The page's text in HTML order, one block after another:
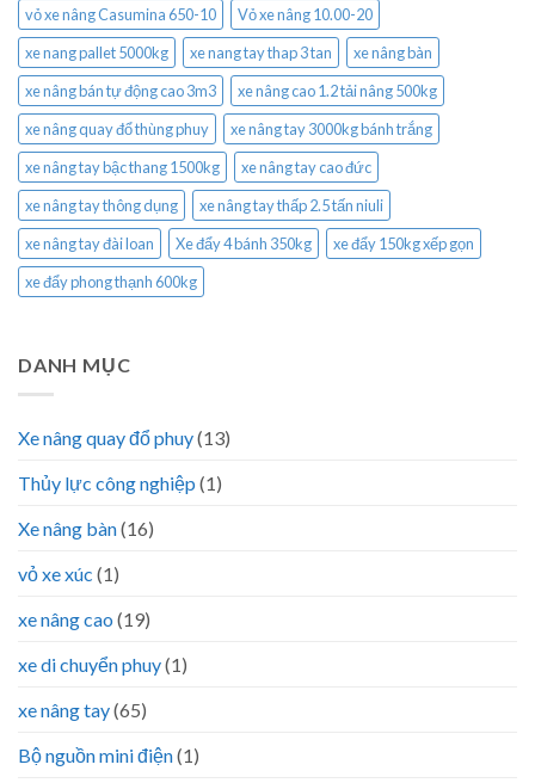
vỏ xe nâng Casumina 650-10
Vỏ xe nâng 10.00-20
xe nang pallet 5000kg
xe nang tay thap 3 tan
xe nâng bàn
xe nâng bán tự động cao 3m3
xe nâng cao 1.2 tải nâng 500kg
xe nâng quay đổ thùng phuy
xe nâng tay 3000kg bánh trắng
xe nâng tay bậc thang 1500kg
xe nâng tay cao đức
xe nâng tay thông dụng
xe nâng tay thấp 2.5 tấn niuli
xe nâng tay đài loan
Xe đẩy 4 bánh 350kg
xe đẩy 150kg xếp gọn
xe đẩy phong thạnh 600kg
DANH MỤC
Xe nâng quay đổ phuy(13)
Thủy lực công nghiệp (1)
Xe nâng bàn(16)
vỏ xe xúc (1)
xe nâng cao (19)
xe di chuyển phuy(1)
xe nâng tay(65)
Bộ nguồn mini điện(1)